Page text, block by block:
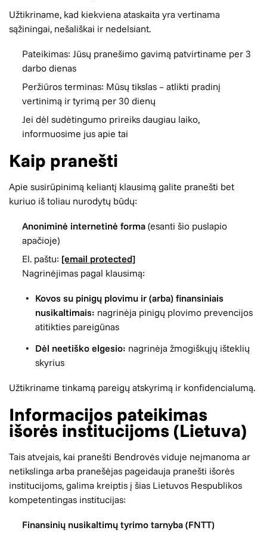
Užtikriname, kad kiekviena ataskaita yra vertinama
sąžiningai, nešališkai ir nedelsiant.
Pateikimas: Jūsų pranešimo gavimą patvirtiname per 3
darbo dienas
Peržiūros terminas: Mūsų tikslas – atlikti pradinį
vertinimą ir tyrimą per 30 dienų
Jei dėl sudėtingumo prireiks daugiau laiko,
informuosime jus apie tai
Kaip pranešti
Apie susirūpinimą keliantį klausimą galite pranešti bet
kuriuo iš toliau nurodytų būdų:
Anoniminė internetinė forma (esanti šio puslapio
apačioje)
El. paštu: [email protected]
Nagrinėjimas pagal klausimą:
Kovos su pinigų plovimu ir (arba) finansiniais
nusikaltimais: nagrinėja pinigų plovimo prevencijos
atitikties pareigūnas
Dėl neetiško elgesio: nagrinėja žmogiškųjų išteklių
skyrius
Užtikriname tinkamą pareigų atskyrimą ir konfidencialumą.
Informacijos pateikimas
išorės institucijoms (Lietuva)
Tais atvejais, kai pranešti Bendrovės viduje neįmanoma ar
netikslinga arba pranešėjas pageidauja pranešti išorės
institucijoms, galima kreiptis į šias Lietuvos Respublikos
kompetentingas institucijas:
Finansinių nusikaltimų tyrimo tarnyba (FNTT)